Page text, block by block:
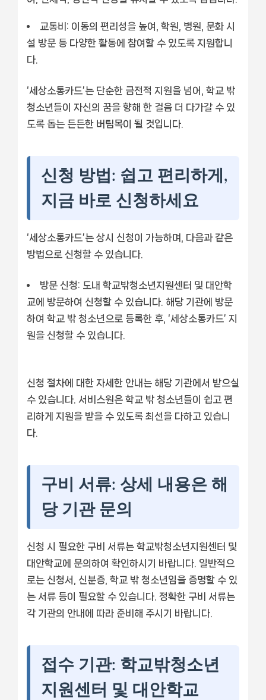
교통비: 이동의 편리성을 높여, 학원, 병원, 문화 시
설 방문 등 다양한 활동에 참여할 수 있도록 지원합니
다.
‘세상소통카드’는 단순한 금전적 지원을 넘어, 학교 밖
청소년들이 자신의 꿈을 향해 한 걸음 더 다가갈 수 있
도록 돕는 든든한 버팀목이 될 것입니다.
신청 방법: 쉽고 편리하게,
지금 바로 신청하세요
‘세상소통카드’는 상시 신청이 가능하며, 다음과 같은
방법으로 신청할 수 있습니다.
방문 신청: 도내 학교밖청소년지원센터 및 대안학
교에 방문하여 신청할 수 있습니다. 해당 기관에 방문
하여 학교 밖 청소년으로 등록한 후, ‘세상소통카드’ 지
원을 신청할 수 있습니다.
신청 절차에 대한 자세한 안내는 해당 기관에서 받으실
수 있습니다. 서비스원은 학교 밖 청소년들이 쉽고 편
리하게 지원을 받을 수 있도록 최선을 다하고 있습니
다.
구비 서류: 상세 내용은 해
당 기관 문의
신청 시 필요한 구비 서류는 학교밖청소년지원센터 및
대안학교에 문의하여 확인하시기 바랍니다. 일반적으
로는 신청서, 신분증, 학교 밖 청소년임을 증명할 수 있
는 서류 등이 필요할 수 있습니다. 정확한 구비 서류는
각 기관의 안내에 따라 준비해 주시기 바랍니다.
접수 기관: 학교밖청소년
지원센터 및 대안학교